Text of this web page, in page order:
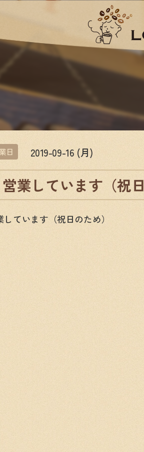
日 2019-09-16 (月)
営業しています（祝日
しています（祝日のため）